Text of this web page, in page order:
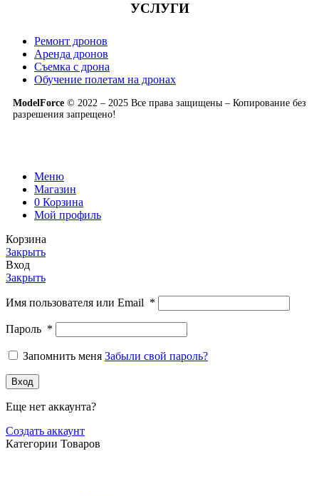
УСЛУГИ
Ремонт дронов
Аренда дронов
Съемка с дрона
Обучение полетам на дронах
ModelForce © 2022 – 2025 Все права защищены – Копирование без
разрешения запрещено!
Меню
Магазин
0 Корзина
Мой профиль
Корзина
Закрыть
Вход
Закрыть
Имя пользователя или Email *
Пароль *
Запомнить меня Забыли свой пароль?
Вход
Еще нет аккаунта?
Создать аккаунт
Категории Товаров